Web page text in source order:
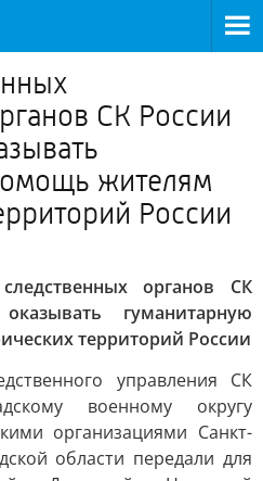
СК России
жителям
России
органов СК
гуманитарную
территорий России
управления СК
военному округу
организациями Санкт-
области передали для